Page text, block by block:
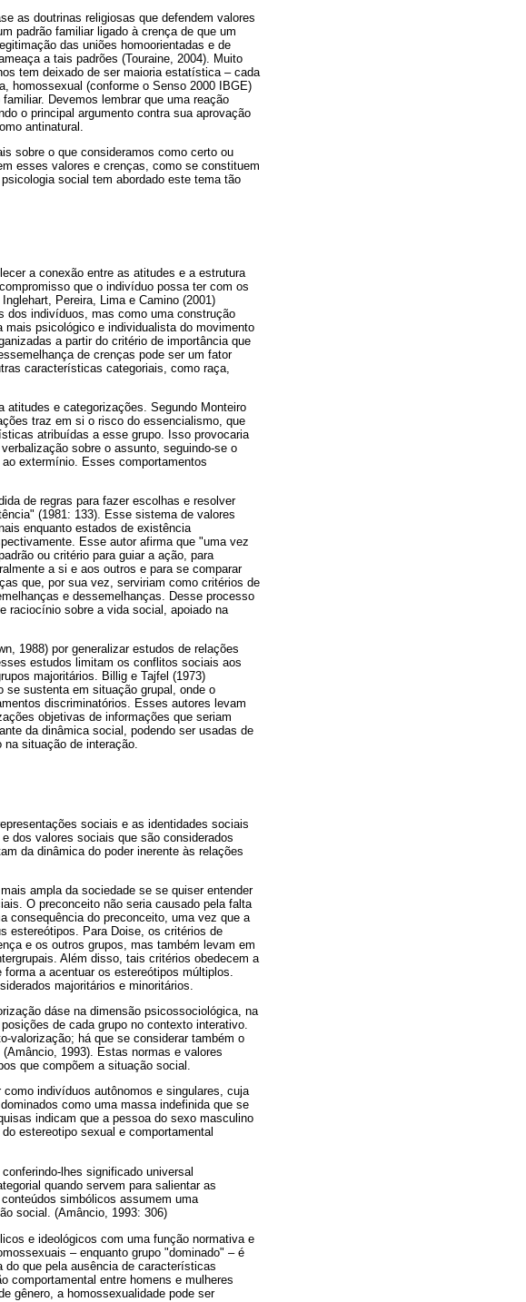
as doutrinas religiosas que defendem valores
padrão familiar ligado à crença de que um
das uniões homoorientadas e de
a tais padrões (Touraine, 2004). Muito
tem deixado de ser maioria estatística – cada
homossexual (conforme o Senso 2000 IBGE)
Devemos lembrar que uma reação
o principal argumento contra sua aprovação
antinatural.
sobre o que consideramos como certo ou
esses valores e crenças, como se constituem
social tem abordado este tema tão
a conexão entre as atitudes e a estrutura
que o indivíduo possa ter com os
Pereira, Lima e Camino (2001)
dos indivíduos, mas como uma construção
psicológico e individualista do movimento
a partir do critério de importância que
de crenças pode ser um fator
características categoriais, como raça,
atitudes e categorizações. Segundo Monteiro
traz em si o risco do essencialismo, que
atribuídas a esse grupo. Isso provocaria
sobre o assunto, seguindo-se o
extermínio. Esses comportamentos
de regras para fazer escolhas e resolver
(1981: 133). Esse sistema de valores
enquanto estados de existência
Esse autor afirma que "uma vez
ou critério para guiar a ação, para
a si e aos outros e para se comparar
que, por sua vez, serviriam como critérios de
e dessemelhanças. Desse processo
raciocínio sobre a vida social, apoiado na
1988) por generalizar estudos de relações
estudos limitam os conflitos sociais aos
majoritários. Billig e Tajfel (1973)
se sustenta em situação grupal, onde o
discriminatórios. Esses autores levam
objetivas de informações que seriam
da dinâmica social, podendo ser usadas de
situação de interação.
sociais e as identidades sociais
dos valores sociais que são considerados
da dinâmica do poder inerente às relações
ampla da sociedade se se quiser entender
O preconceito não seria causado pela falta
consequência do preconceito, uma vez que a
estereótipos. Para Doise, os critérios de
e os outros grupos, mas também levam em
Além disso, tais critérios obedecem a
a acentuar os estereótipos múltiplos.
majoritários e minoritários.
dáse na dimensão psicossociológica, na
de cada grupo no contexto interativo.
valorização; há que se considerar também o
1993). Estas normas e valores
que compõem a situação social.
indivíduos autônomos e singulares, cuja
como uma massa indefinida que se
indicam que a pessoa do sexo masculino
estereotipo sexual e comportamental
lhes significado universal
quando servem para salientar as
simbólicos assumem uma
social. (Amâncio, 1993: 306)
e ideológicos com uma função normativa e
– enquanto grupo "dominado" – é
que pela ausência de características
comportamental entre homens e mulheres
gênero, a homossexualidade pode ser